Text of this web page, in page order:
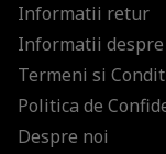
Informatii retur
Informatii despre
Termeni si
Politica de
Despre noi